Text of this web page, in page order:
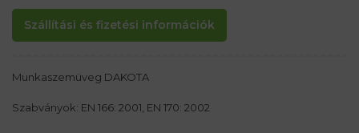
Szállítási és fizetési információk
Munkaszemüveg DAKOTA
Szabványok: EN 166: 2001, EN 170: 2002